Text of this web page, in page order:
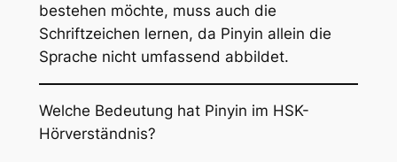
bestehen möchte, muss auch die
Schriftzeichen lernen, da Pinyin allein die
Sprache nicht umfassend abbildet.
Welche Bedeutung hat Pinyin im HSK-
Hörverständnis?